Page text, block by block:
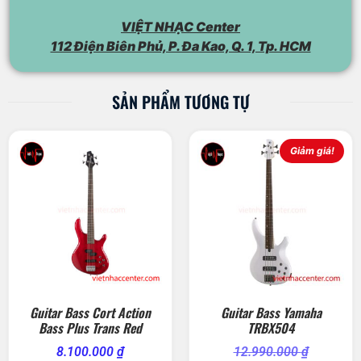
VIỆT NHẠC Center
112 Điện Biên Phủ, P. Đa Kao, Q. 1, Tp. HCM
SẢN PHẨM TƯƠNG TỰ
Guitar Bass Cort Action
Bass Plus Trans Red
8.100.000 ₫
Giảm giá!
Guitar Bass Yamaha
TRBX504
12.990.000₫